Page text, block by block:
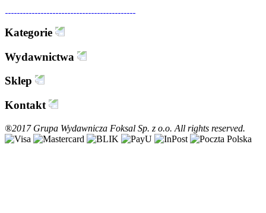
Kategorie
Wydawnictwa
Sklep
Kontakt
®2017 Grupa Wydawnicza Foksal Sp. z o.o. All rights reserved.